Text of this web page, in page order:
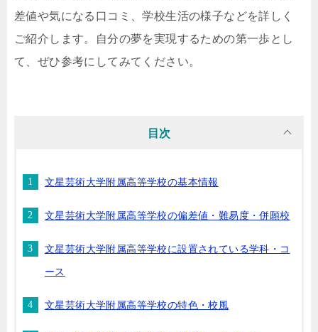
差値や気になる口コミ、学校生活の様子などを詳しく
ご紹介します。自分の夢を実現するための第一歩とし
て、ぜひ参考にしてみてください。
目次
文星芸術大学附属高等学校の基本情報
文星芸術大学附属高等学校の偏差値・難易度・併願校
文星芸術大学附属高等学校に設置されている学科・コ
ース
文星芸術大学附属高等学校の特色・校風